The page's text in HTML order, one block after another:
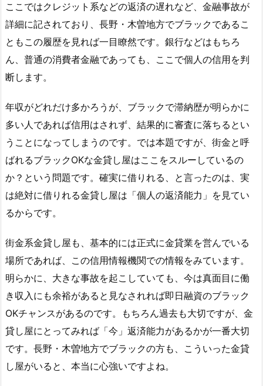
ここではクレジット系などの返済の遅れなど、金融事故が
詳細に記されており、長野・木曽地方でブラックであるこ
ともこの履歴を見れば一目瞭然です。銀行などはもちろ
ん、普通の消費者金融であっても、ここで個人の信用を判
断します。
年収がどれだけ多かろうが、ブラックで滞納歴が明らかに
多い人であれば信用はされず、結果的に審査に落ちるとい
うことになってしまうのです。では本題ですが、街金と呼
ばれるブラックOKな金貸し屋はここをスルーしているの
か？という問題です。確実に借りれる、と言ったのは、実
は絶対に借りれる金貸し屋は「個人の返済能力」を見てい
るからです。
街金系金貸し屋も、基本的には正式に金貸業を営んでいる
場所であれば、この信用情報機関での情報をみています。
明らかに、大きな事故を起こしていても、今は真面目に働
き収入にも余裕があると見なされれば即日融資のブラック
OKチャンスがあるのです。もちろん過去も大切ですが、金
貸し屋にとってみれば「今」返済能力があるかが一番大切
です。長野・木曽地方でブラックの方も、こういった金貸
し屋がいると、本当に心強いですよね。